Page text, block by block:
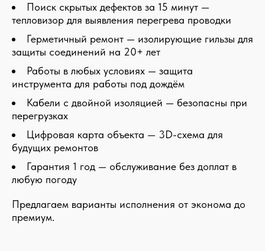
Поиск скрытых дефектов за 15 минут —
тепловизор для выявления перегрева проводки
Герметичный ремонт — изолирующие гильзы для
защиты соединений на 20+ лет
Работы в любых условиях — защита
инструмента для работы под дождём
Кабели с двойной изоляцией — безопасны при
перегрузках
Цифровая карта объекта — 3D-схема для
будущих ремонтов
Гарантия 1 год — обслуживание без доплат в
любую погоду
Предлагаем варианты исполнения от эконома до
премиум.